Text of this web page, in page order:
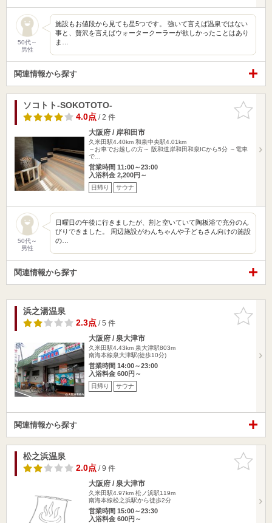
50代～
男性
施設もお値段から見ても星5つです。 強いて言えば温泉ではない
事と、贅沢を言えばウォータークーラーが欲しかったことはあり
ま…
関連情報から探す
お気に入
りに追加
ソコトト-SOKOTOTO-
4.0点/ 2 件
大阪府 / 岸和田市
久米田駅4.40km 和泉中央駅4.01km
～お車でお越しの方～ 阪和道岸和田和泉ICから5分 ～電車
で…
営業時間 11:00～23:00
入浴料金 2,200円～
日帰り サウナ
50代～
男性
日曜日の午後に行きましたが、割と空いていて陶板浴で充分のん
びりできました。 周辺施設がわんちゃんや子どもさん向けの施設
の…
関連情報から探す
お気に入
りに追加
浜之湯温泉
2.3点/ 5 件
大阪府 / 泉大津市
久米田駅4.43km 泉大津駅803m
南海本線泉大津駅(徒歩10分)
営業時間 14:00～23:00
入浴料金 600円～
日帰り サウナ
関連情報から探す
お気に入
りに追加
松之浜温泉
2.0点/ 9 件
大阪府 / 泉大津市
久米田駅4.97km 松ノ浜駅119m
南海本線松之浜駅から徒歩2分
営業時間 15:00～23:30
入浴料金 600円～